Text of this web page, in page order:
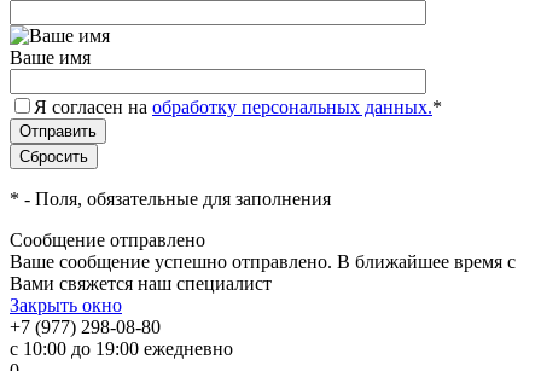
Ваше имя
Я согласен на обработку персональных данных.*
* - Поля, обязательные для заполнения
Сообщение отправлено
Ваше сообщение успешно отправлено. В ближайшее время с
Вами свяжется наш специалист
Закрыть окно
+7 (977) 298-08-80
с 10:00 до 19:00 ежедневно